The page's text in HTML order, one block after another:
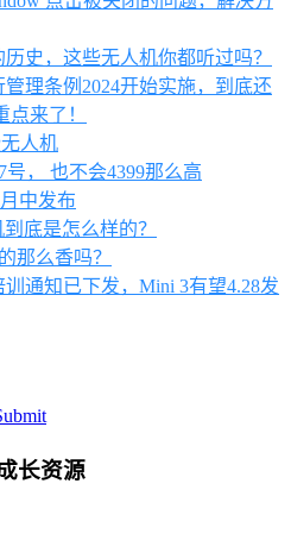
史，这些无人机你都听过吗？
理条例2024开始实施，到底还
来了！
人机
， 也不会4399那么高
中发布
底是怎么样的？
那么香吗？
通知已下发，Mini 3有望4.28发
长资源